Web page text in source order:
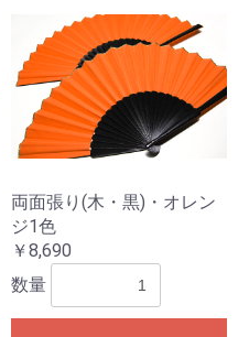
両面張り(木・黒)・オレン
ジ1色
￥8,690
数量